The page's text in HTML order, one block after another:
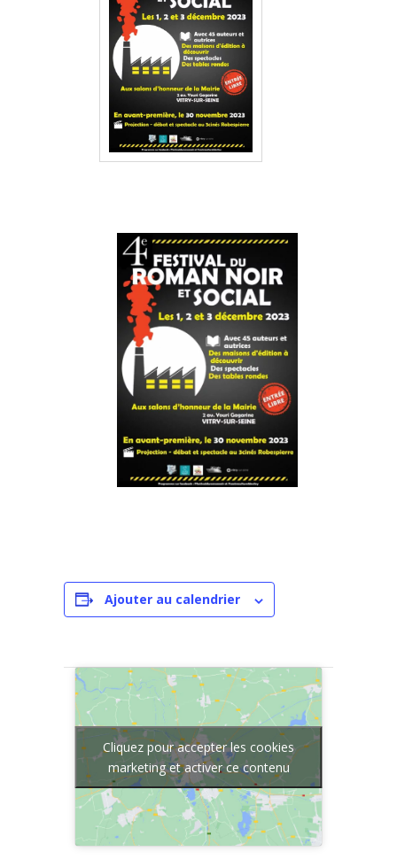
Ajouter au calendrier
Cliquez pour accepter les cookies
marketing et activer ce contenu